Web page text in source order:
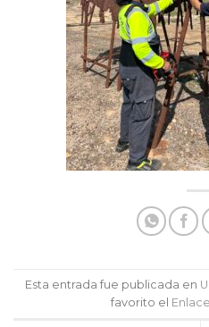
Esta entrada fue publicada en
favorito el